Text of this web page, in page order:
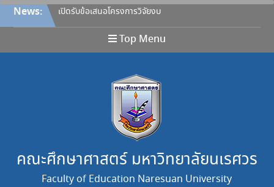
Skip
content
News:
เปิดรับข้อเสนอโครงการวิจัยงบ
ประมาณรายได้คณะศึกษา
ศาสตร์ ประจำปีงบประมาณ
2570
มหาวิทยาลัยนเรศวร เรื่อง หลัก
เกณฑ์การให้ทุนอุดหนุนการวิจัย
จากงบประมาณรายได้ คณะ
สำหรับคณาจารย์ ประกาศ ณ
วันที่ 27 กรกฎาคม 2569 และ
ขอยกเลิกประกาศฉบับลงวันที่
26 เมษายน 2565
ขอแสดงความยินดี
ขอแสดงความยินดี
Top Menu
คณะศึกษาศาสตร์ มหาวิทยาลัยนเรศวร
Faculty of Education Naresuan University